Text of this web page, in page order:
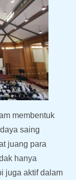
membentuk
saing
juang para
hanya
juga aktif dalam